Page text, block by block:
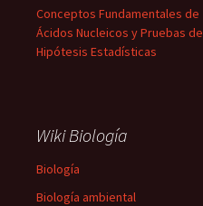
Conceptos Fundamentales de
Ácidos Nucleicos y Pruebas de
Hipótesis Estadísticas
Wiki Biología
Biología
Biología ambiental